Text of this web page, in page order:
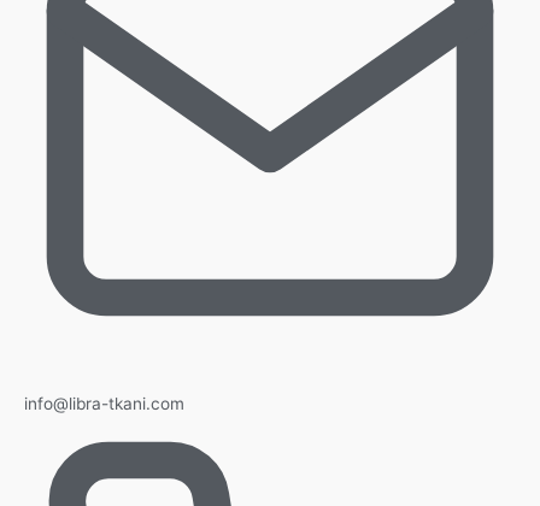
info@libra-tkani.com